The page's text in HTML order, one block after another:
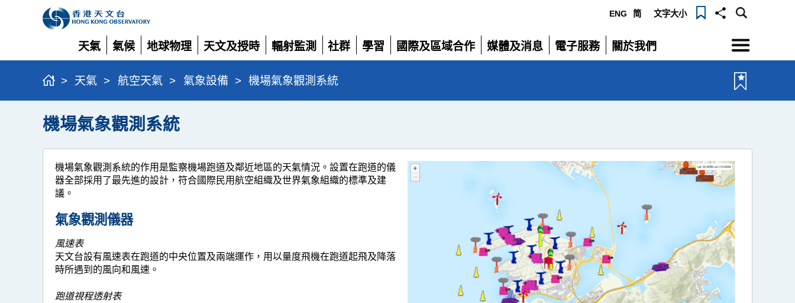
ENG 简 文字大小
天氣
展
開
氣候
展
開
地球物理
展
開
天文及授時
展
開
輻射監測
展
開
社群
展
開
學習
展
國際及區域合作
展
媒體及消息
展
電子服務
展
關於我們
展
選
單
> 天氣 > 航空天氣 > 氣象設備 > 機場氣象觀測系統
機場氣象觀測系統
機場氣象觀測系統的作用是監察機場跑道及鄰近地區的天氣情況。設置在跑道的儀
器全部採用了最先進的設計，符合國際民用航空組織及世界氣象組織的標準及建
議。
氣象觀測儀器
風速表
天文台設有風速表在跑道的中央位置及兩端運作，用以量度飛機在跑道起飛及降落
時所遇到的風向和風速。
跑道視程透射表